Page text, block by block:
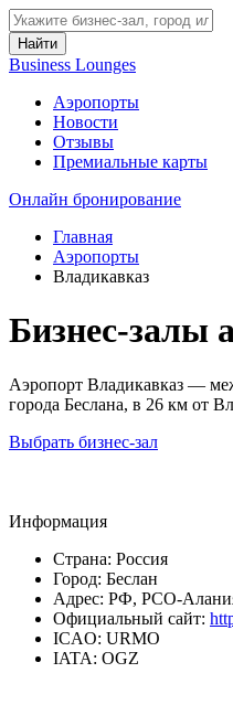
Найти
Business Lounges
Аэропорты
Новости
Отзывы
Премиальные карты
Онлайн бронирование
Главная
Аэропорты
Владикавказ
Бизнес-залы
Аэропорт Владикавказ —
города Беслана, в 26 км от
Выбрать бизнес-зал
Информация
Страна: Россия
Город: Беслан
Адрес: РФ, РСО-Алания,
Официальный сайт:
ICAO: URMO
IATA: OGZ